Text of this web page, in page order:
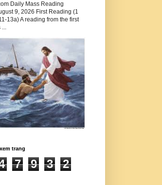
Daily Mass Reading
9, 2026 First Reading (1
13a) A reading from the first
...
trang
7 9 3 2